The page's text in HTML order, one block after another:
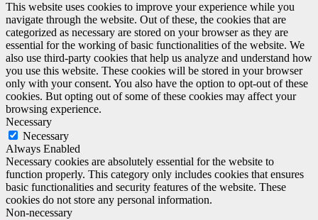
This website uses cookies to improve your experience while you
navigate through the website. Out of these, the cookies that are
categorized as necessary are stored on your browser as they are
essential for the working of basic functionalities of the website. We
also use third-party cookies that help us analyze and understand how
you use this website. These cookies will be stored in your browser
only with your consent. You also have the option to opt-out of these
cookies. But opting out of some of these cookies may affect your
browsing experience.
Necessary
Necessary
Always Enabled
Necessary cookies are absolutely essential for the website to
function properly. This category only includes cookies that ensures
basic functionalities and security features of the website. These
cookies do not store any personal information.
Non-necessary